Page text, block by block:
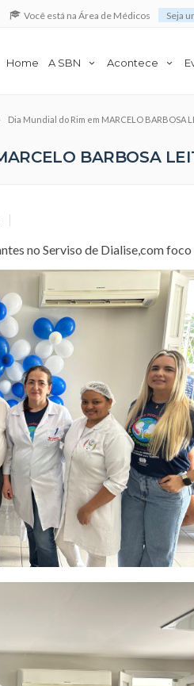
Você está na Área de Médicos Seja
Home A SBN Acontece
Dia Mundial do Rim em MARCELO BARBOSA
BARBOSA
no Serviso de Dialise,com